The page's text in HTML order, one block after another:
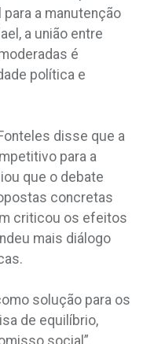
a manutenção
a união entre
é
política e
disse que a
para a
que o debate
concretas
criticou os efeitos
mais diálogo
solução para os
de equilíbrio,